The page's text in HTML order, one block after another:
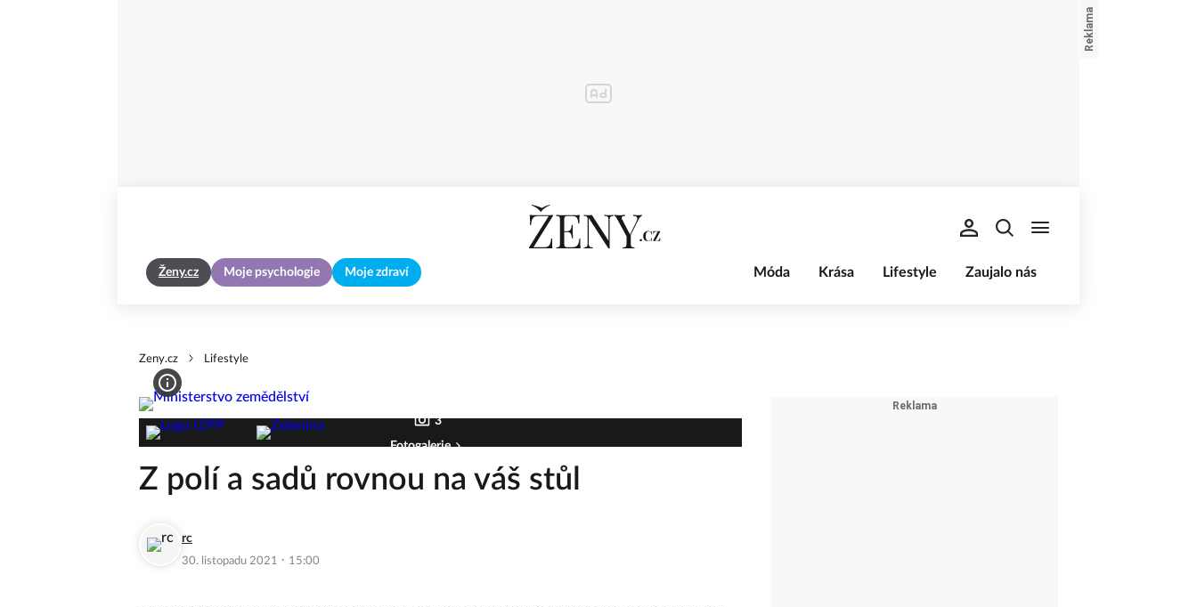
Ženy.cz Moje psychologie Moje zdraví Móda Krása Lifestyle Zaujalo nás
Zeny.cz Lifestyle
3
Fotogalerie
Z polí a sadů rovnou na váš stůl
rc
30. listopadu 2021 · 15:00